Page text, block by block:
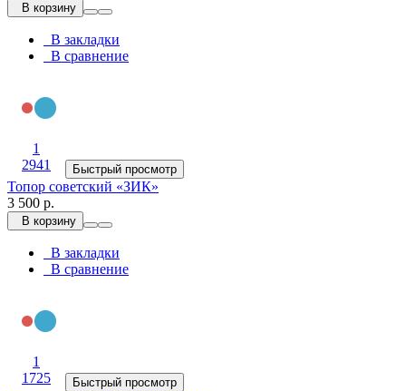
В корзину
В закладки
В сравнение
1
2941
Быстрый просмотр
Топор советский «ЗИК»
3 500 р.
В корзину
В закладки
В сравнение
1
1725
Быстрый просмотр